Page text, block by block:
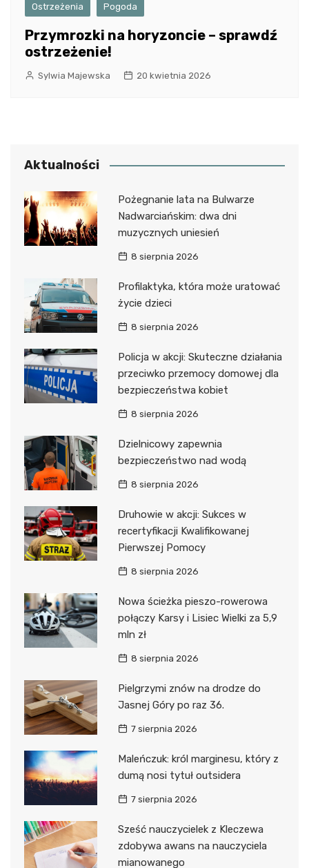
Ostrzeżenia Pogoda
Przymrozki na horyzoncie – sprawdź
ostrzeżenie!
Sylwia Majewska 20 kwietnia 2026
Aktualności
Pożegnanie lata na Bulwarze
Nadwarciańskim: dwa dni
muzycznych uniesień
8 sierpnia 2026
Profilaktyka, która może uratować
życie dzieci
8 sierpnia 2026
Policja w akcji: Skuteczne działania
przeciwko przemocy domowej dla
bezpieczeństwa kobiet
8 sierpnia 2026
Dzielnicowy zapewnia
bezpieczeństwo nad wodą
8 sierpnia 2026
Druhowie w akcji: Sukces w
recertyfikacji Kwalifikowanej
Pierwszej Pomocy
8 sierpnia 2026
Nowa ścieżka pieszo-rowerowa
połączy Karsy i Lisiec Wielki za 5,9
mln zł
8 sierpnia 2026
Pielgrzymi znów na drodze do
Jasnej Góry po raz 36.
7 sierpnia 2026
Maleńczuk: król marginesu, który z
dumą nosi tytuł outsidera
7 sierpnia 2026
Sześć nauczycielek z Kleczewa
zdobywa awans na nauczyciela
mianowanego